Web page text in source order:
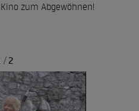
zum Abgewöhnen!
/ 2